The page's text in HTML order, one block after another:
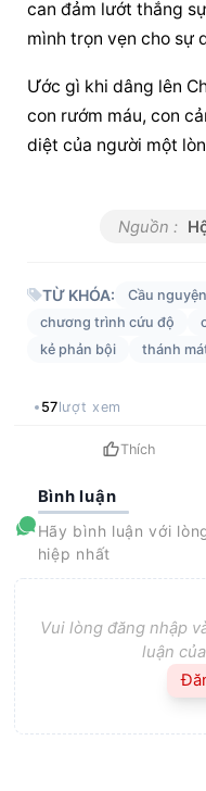
can đảm lướt thắng
mình trọn vẹn cho sự
Ước gì khi dâng lên
con rướm máu, con
diệt của người một
Nguồn :
TỪ KHÓA: Cầu nguyện
chương trình cứu độ
kẻ phản bội
thánh
57lượt xem
Thích
Bình luận
Hãy bình luận với
hiệp nhất
Vui lòng đăng nhập
luận